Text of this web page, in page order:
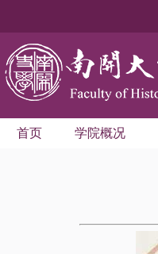
首页 学院概况